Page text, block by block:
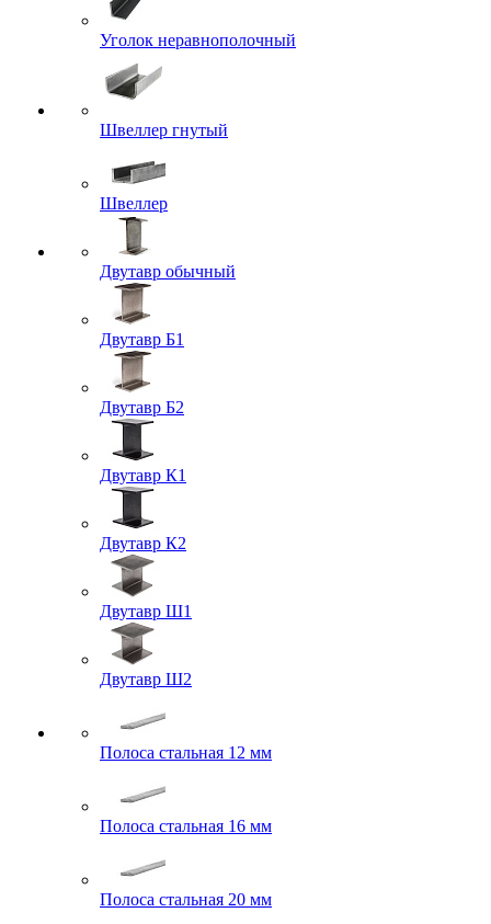
Уголок неравнополочный
Швеллер гнутый
Швеллер
Двутавр обычный
Двутавр Б1
Двутавр Б2
Двутавр К1
Двутавр К2
Двутавр Ш1
Двутавр Ш2
Полоса стальная 12 мм
Полоса стальная 16 мм
Полоса стальная 20 мм